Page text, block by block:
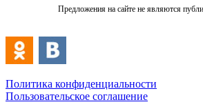
Предложения на сайте не являются
Политика конфиденциальности
Пользовательское соглашение